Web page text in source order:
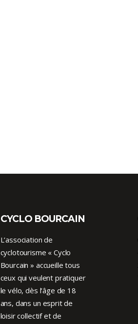
CYCLO BOURCAIN
L’association de
cyclotourisme « Cyclo
Bourcain » accueille tous
ceux qui veulent pratiquer
le vélo, dès l’âge de 18
ans, dans un esprit de
loisir collectif et de